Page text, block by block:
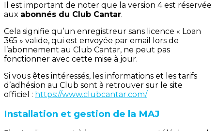
Il est important de noter que la version 4 est réservée
aux abonnés du Club Cantar.
Cela signifie qu’un enregistreur sans licence « Loan
365 » valide, qui est envoyée par email lors de
l’abonnement au Club Cantar, ne peut pas
fonctionner avec cette mise à jour.
Si vous êtes intéressés, les informations et les tarifs
d’adhésion au Club sont à retrouver sur le site
officiel : https://www.clubcantar.com/
Installation et gestion de la MAJ